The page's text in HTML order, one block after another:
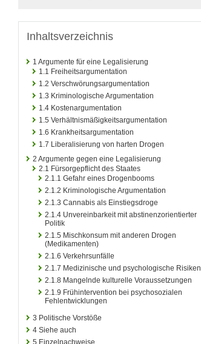
Inhaltsverzeichnis
1 Argumente für eine Legalisierung
1.1 Freiheitsargumentation
1.2 Verschwörungsargumentation
1.3 Kriminologische Argumentation
1.4 Kostenargumentation
1.5 Verhältnismäßigkeitsargumentation
1.6 Krankheitsargumentation
1.7 Liberalisierung von harten Drogen
2 Argumente gegen eine Legalisierung
2.1 Fürsorgepflicht des Staates
2.1.1 Gefahr eines Drogenbooms
2.1.2 Kriminologische Argumentation
2.1.3 Cannabis als Einstiegsdroge
2.1.4 Unvereinbarkeit mit abstinenzorientierter
Politik
2.1.5 Mischkonsum mit anderen Drogen
(Medikamenten)
2.1.6 Verkehrsunfälle
2.1.7 Medizinische und psychologische Risiken
2.1.8 Mangelnde kulturelle Voraussetzungen
2.1.9 Frühintervention bei psychosozialen
Fehlentwicklungen
3 Politische Vorstöße
4 Siehe auch
5 Einzelnachweise